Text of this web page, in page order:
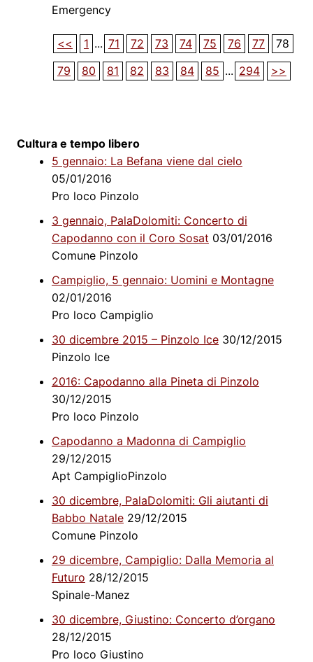
Emergency
<< 1 ... 71 72 73 74 75 76 77
78
79
80 81 82 83 84 85 ... 294 >>
Cultura e tempo libero
5 gennaio: La Befana viene dal cielo
05/01/2016
Pro loco Pinzolo
3 gennaio, PalaDolomiti: Concerto di
Capodanno con il Coro Sosat 03/01/2016
Comune Pinzolo
Campiglio, 5 gennaio: Uomini e Montagne
02/01/2016
Pro loco Campiglio
30 dicembre 2015 – Pinzolo Ice30/12/2015
Pinzolo Ice
2016: Capodanno alla Pineta di Pinzolo
30/12/2015
Pro loco Pinzolo
Capodanno a Madonna di Campiglio
29/12/2015
Apt CampiglioPinzolo
30 dicembre, PalaDolomiti: Gli aiutanti di
Babbo Natale29/12/2015
Comune Pinzolo
29 dicembre, Campiglio: Dalla Memoria al
Futuro 28/12/2015
Spinale-Manez
30 dicembre, Giustino: Concerto d’organo
28/12/2015
Pro loco Giustino